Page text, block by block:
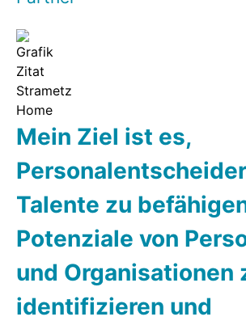
Mein Ziel ist es,
Talente zu
Potenziale von
und Organisationen
identifizieren und